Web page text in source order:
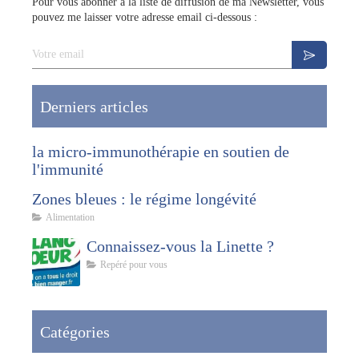
pouvez me laisser votre adresse email ci-dessous :
Votre email
Derniers articles
la micro-immunothérapie en soutien de
l'immunité
Zones bleues : le régime longévité
Alimentation
Connaissez-vous la Linette ?
Repéré pour vous
Catégories